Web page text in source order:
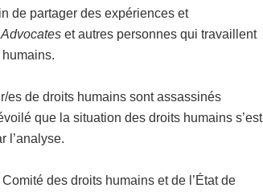
de partager des expériences et
et autres personnes qui travaillent
es de droits humains sont assassinés
que la situation des droits humains s’est
l’analyse.
des droits humains et de l’État de